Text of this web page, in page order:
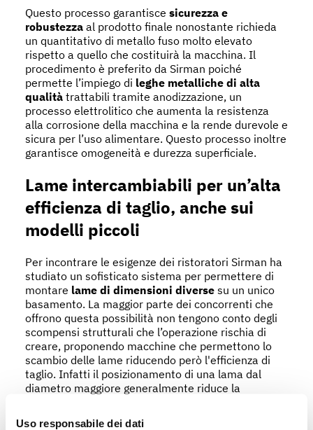
Uso responsabile dei dati
Questo processo garantisce sicurezza e
robustezza al prodotto finale nonostante richieda
un quantitativo di metallo fuso molto elevato
rispetto a quello che costituirà la macchina. Il
procedimento è preferito da Sirman poiché
permette l’impiego di leghe metalliche di alta
qualità trattabili tramite anodizzazione, un
processo elettrolitico che aumenta la resistenza
alla corrosione della macchina e la rende durevole e
sicura per l’uso alimentare. Questo processo inoltre
garantisce omogeneità e durezza superficiale.
Lame intercambiabili per un’alta
efficienza di taglio, anche sui
modelli piccoli
Per incontrare le esigenze dei ristoratori Sirman ha
studiato un sofisticato sistema per permettere di
montare lame di dimensioni diverse su un unico
basamento. La maggior parte dei concorrenti che
offrono questa possibilità non tengono conto degli
scompensi strutturali che l’operazione rischia di
creare, proponendo macchine che permettono lo
scambio delle lame riducendo però l'efficienza di
taglio. Infatti il posizionamento di una lama dal
diametro maggiore generalmente riduce la